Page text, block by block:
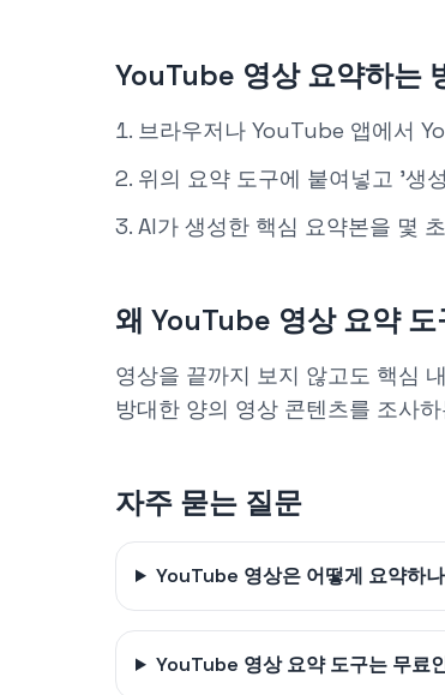
YouTube 영상 요약하는
브라우저나 YouTube 앱에서
위의 요약 도구에 붙여넣고 '생
AI가 생성한 핵심 요약본을 몇
왜 YouTube 영상 요약
영상을 끝까지 보지 않고도 핵심
방대한 양의 영상 콘텐츠를 조사
자주 묻는 질문
YouTube 영상은 어떻게 요약하
YouTube 영상 요약 도구는 무료